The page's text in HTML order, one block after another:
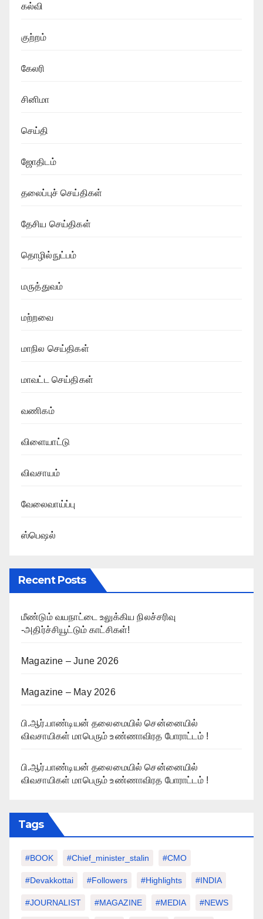
கல்வி
குற்றம்
கேலரி
சினிமா
செய்தி
ஜோதிடம்
தலைப்புச் செய்திகள்
தேசிய செய்திகள்
தொழில்நுட்பம்
மருத்துவம்
மற்றவை
மாநில செய்திகள்
மாவட்ட செய்திகள்
வணிகம்
விளையாட்டு
விவசாயம்
வேலைவாய்ப்பு
ஸ்பெஷல்
Recent Posts
மீண்டும் வயநாட்டை உலுக்கிய நிலச்சரிவு
-அதிர்ச்சியூட்டும் காட்சிகள்!
Magazine – June 2026
Magazine – May 2026
பி.ஆர்.பாண்டியன் தலைமையில் சென்னையில்
விவசாயிகள் மாபெரும் உண்ணாவிரத போராட்டம் !
பி.ஆர்.பாண்டியன் தலைமையில் சென்னையில்
விவசாயிகள் மாபெரும் உண்ணாவிரத போராட்டம் !
Tags
#BOOK #chief_minister_stalin #CMO
#devakkottai #followers #highlights #INDIA
#JOURNALIST #MAGAZINE #MEDIA #NEWS